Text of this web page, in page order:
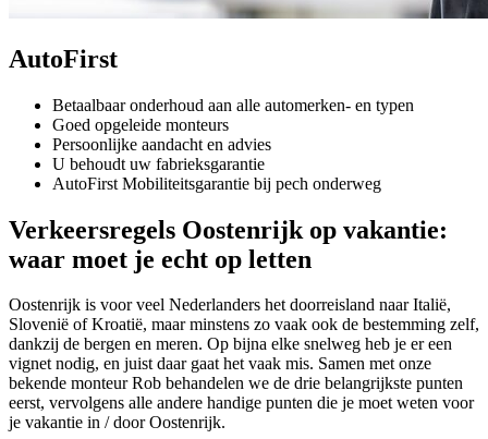
AutoFirst
Betaalbaar onderhoud aan alle automerken- en typen
Goed opgeleide monteurs
Persoonlijke aandacht en advies
U behoudt uw fabrieksgarantie
AutoFirst Mobiliteitsgarantie bij pech onderweg
Verkeersregels Oostenrijk op vakantie:
waar moet je echt op letten
Oostenrijk is voor veel Nederlanders het doorreisland naar Italië,
Slovenië of Kroatië, maar minstens zo vaak ook de bestemming zelf,
dankzij de bergen en meren. Op bijna elke snelweg heb je er een
vignet nodig, en juist daar gaat het vaak mis. Samen met onze
bekende monteur Rob behandelen we de drie belangrijkste punten
eerst, vervolgens alle andere handige punten die je moet weten voor
je vakantie in / door Oostenrijk.